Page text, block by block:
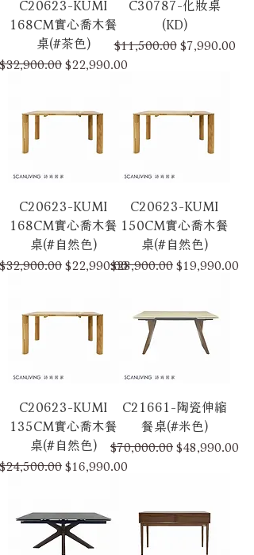
168CM實心喬木餐
桌(#茶色)
般價格
$32,900.00促銷價格
$22,990.00
(KD)
一般價格
$11,500.00促銷價格
$7,990.00
C20623-KUMI
168CM實心喬木餐
桌(#自然色)
般價格
$32,900.00促銷價格
$22,990.00
C20623-KUMI
150CM實心喬木餐
桌(#自然色)
一般價格
$28,900.00促銷價格
$19,990.00
C20623-KUMI
135CM實心喬木餐
桌(#自然色)
般價格
$24,500.00促銷價格
$16,990.00
C21661-陶瓷伸縮
餐桌(#米色)
一般價格
$70,000.00促銷價格
$48,990.00